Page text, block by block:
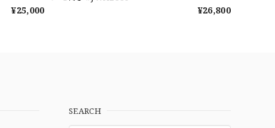
¥25,000
¥26,800
SEARCH